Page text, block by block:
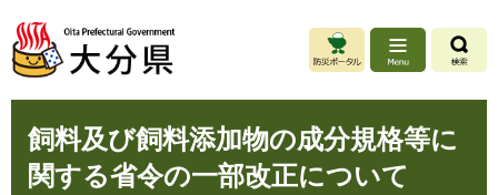
ジ
先
ュ
を
飼料及び飼料添加物の成分規格等に
関する省令の一部改正について